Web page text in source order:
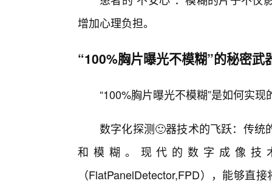
增加心理负担。
“100%胸片曝光不模糊”的秘密武
“100%胸片曝光不模糊”是如何实
数字化探测🙂器技术的飞跃：传统
和模糊。现代的数字成像技
（FlatPanelDetector,FPD），能够直